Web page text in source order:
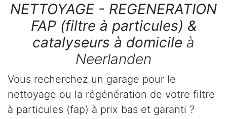
NETTOYAGE - REGENERATION
FAP (filtre à particules) &
catalyseurs à domicile à
Neerlanden
Vous recherchez un garage pour le
nettoyage ou la régénération de votre filtre
à particules (fap) à prix bas et garanti ?